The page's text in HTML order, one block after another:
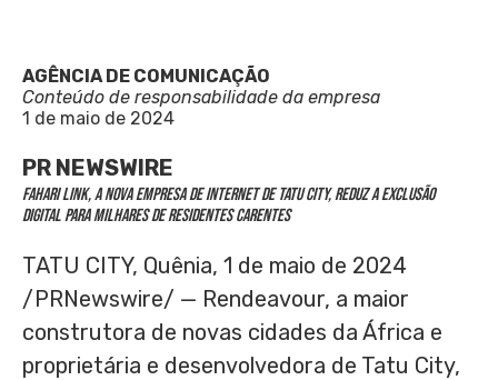
AGÊNCIA DE COMUNICAÇÃO
Conteúdo de responsabilidade da empresa
1 de maio de 2024
PR NEWSWIRE
Fahari Link, a nova empresa de internet de Tatu City, reduz a exclusão
digital para milhares de residentes carentes
TATU CITY, Quênia, 1 de maio de 2024
/PRNewswire/ — Rendeavour, a maior
construtora de novas cidades da África e
proprietária e desenvolvedora de Tatu City,